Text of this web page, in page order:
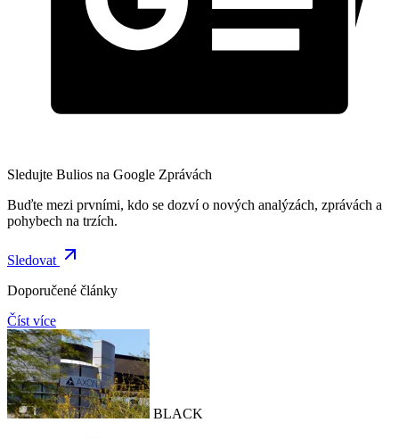
Sledujte Bulios na Google Zprávách
Buďte mezi prvními, kdo se dozví o nových analýzách, zprávách a
pohybech na trzích.
Sledovat
Doporučené články
Číst více
BLACK